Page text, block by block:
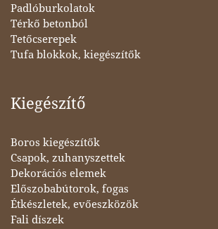
Padlóburkolatok
Térkő betonból
Tetőcserepek
Tufa blokkok, kiegészítők
Kiegészítő
Boros kiegészítők
Csapok, zuhanyszettek
Dekorációs elemek
Előszobabútorok, fogas
Étkészletek, evőeszközök
Fali díszek